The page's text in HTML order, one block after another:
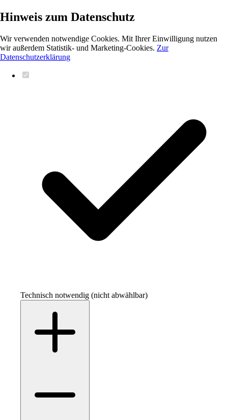
Hinweis zum Datenschutz
Wir verwenden notwendige Cookies. Mit Ihrer Einwilligung nutzen
wir außerdem Statistik- und Marketing-Cookies. Zur
Datenschutzerklärung
Technisch notwendig (nicht abwählbar)